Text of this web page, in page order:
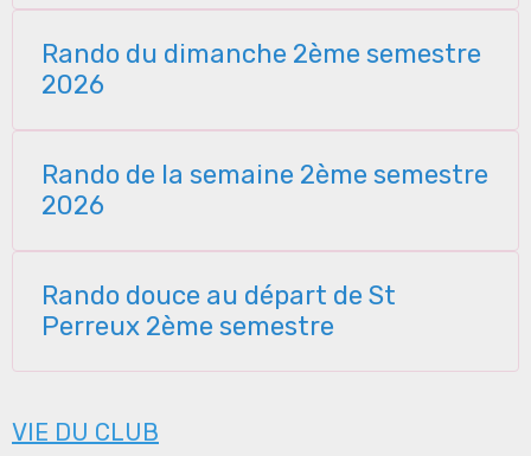
Rando du dimanche 2ème semestre
2026
Rando de la semaine 2ème semestre
2026
Rando douce au départ de St
Perreux 2ème semestre
VIE DU CLUB